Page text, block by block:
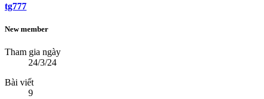
tg777
New member
Tham gia ngày
24/3/24
Bài viết
9